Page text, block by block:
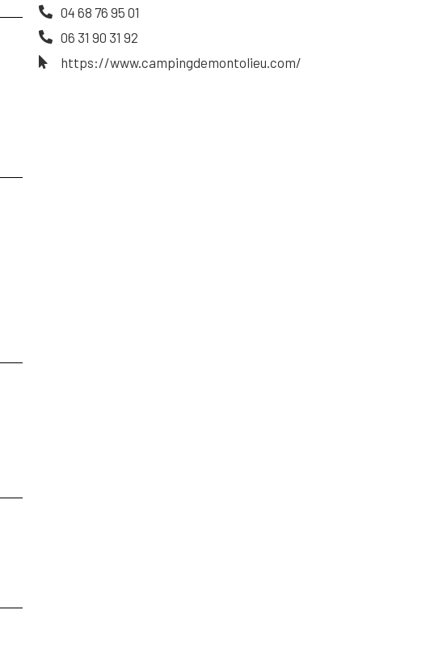
04 68 76 95 01
06 31 90 31 92
https://www.campingdemontolieu.com/